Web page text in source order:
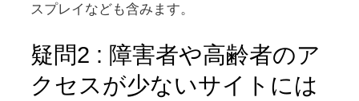
スプレイなども含みます。
疑問2 : 障害者や高齢者のア
クセスが少ないサイトには